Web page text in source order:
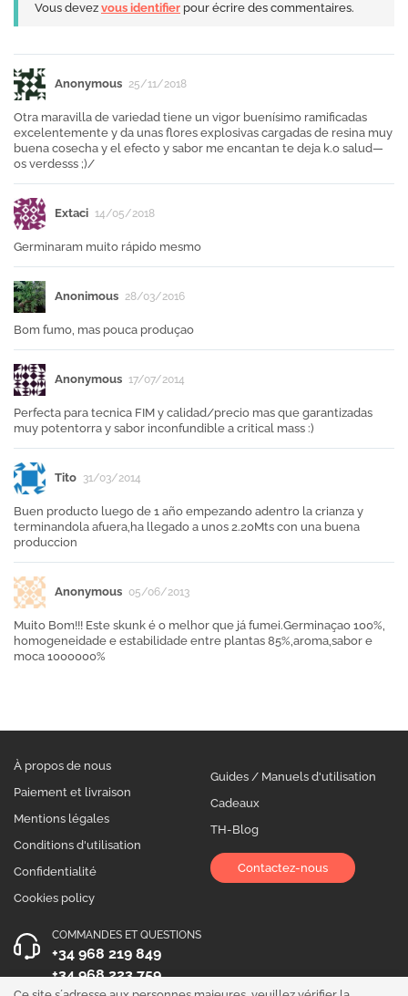
Vous devez vous identifier pour écrire des commentaires.
Anonymous 25/11/2018
Otra maravilla de variedad tiene un vigor buenísimo ramificadas
excelentemente y da unas flores explosivas cargadas de resina muy
buena cosecha y el efecto y sabor me encantan te deja k.o salud—
os verdesss ;)/
Extaci 14/05/2018
Germinaram muito rápido mesmo
Anonimous 28/03/2016
Bom fumo, mas pouca produçao
Anonymous 17/07/2014
Perfecta para tecnica FIM y calidad/precio mas que garantizadas
muy potentorra y sabor inconfundible a critical mass :)
Tito 31/03/2014
Buen producto luego de 1 año empezando adentro la crianza y
terminandola afuera,ha llegado a unos 2.20Mts con una buena
produccion
Anonymous 05/06/2013
Muito Bom!!! Este skunk é o melhor que já fumei.Germinaçao 100%,
homogeneidade e estabilidade entre plantas 85%,aroma,sabor e
moca 1000000%
À propos de nous
Paiement et livraison
Mentions légales
Conditions d'utilisation
Confidentialité
Cookies policy
Guides / Manuels d'utilisation
Cadeaux
TH-Blog
Contactez-nous
COMMANDES ET QUESTIONS
+34 968 219 849
+34 968 223 759